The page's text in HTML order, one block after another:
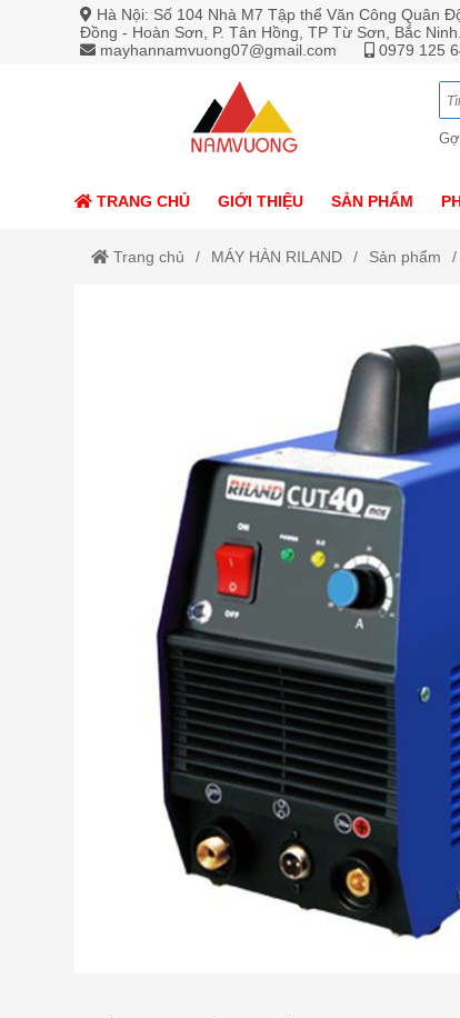
Hà Nội: Số 104 Nhà M7 Tập thể Văn Công Quân
Đồng - Hoàn Sơn, P. Tân Hồng, TP Từ Sơn, Bắc
mayhannamvuong07@gmail.com
0979 125
TRANG CHỦ GIỚI THIỆU SẢN PHẨM
Trang chủ MÁY HÀN RILAND Sản phẩm